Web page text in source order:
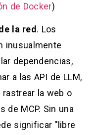
de Docker)
la red . Los
inusualmente
dependencias,
a las API de LLM,
rastrear la web o
de MCP. Sin una
significar "libre